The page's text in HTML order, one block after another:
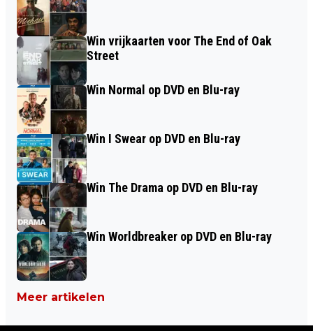
Win vrijkaarten voor The End of Oak
Street
Win Normal op DVD en Blu-ray
Win I Swear op DVD en Blu-ray
Win The Drama op DVD en Blu-ray
Win Worldbreaker op DVD en Blu-ray
Meer artikelen